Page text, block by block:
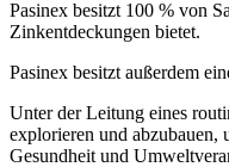
Pasinex besitzt 100 % von
Zinkentdeckungen bietet.
Pasinex besitzt außerdem
Unter der Leitung eines
explorieren und abzubauen,
Gesundheit und